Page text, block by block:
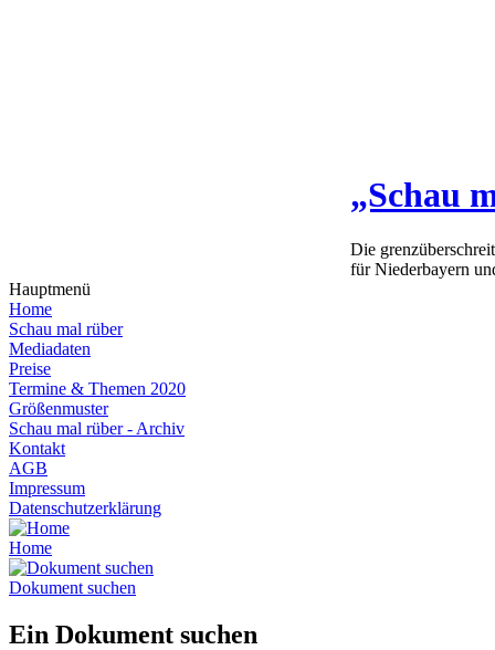
„Schau
Die
für Niederbayern
Hauptmenü
Home
Schau mal rüber
Mediadaten
Preise
Termine & Themen 2020
Größenmuster
Schau mal rüber - Archiv
Kontakt
AGB
Impressum
Datenschutzerklärung
Home
Dokument suchen
Ein Dokument suchen